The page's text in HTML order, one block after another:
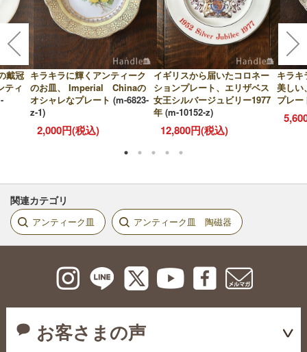
戴冠
ティ
キラキラに輝くアンティーク
のお皿、 Imperial Chinaの
オシャレなプレート (m-6823-
z-1)
2,000円(税込)
イギリスから届いたコロネー
ションプレート、エリザベス
女王シルバージュビリー1977
年 (m-10152-z)
12,800円(税込)
キラキ
美しい
プレー
関連カテゴリ
アンティーク皿 アンティーク皿 陶磁器
お客さまの声